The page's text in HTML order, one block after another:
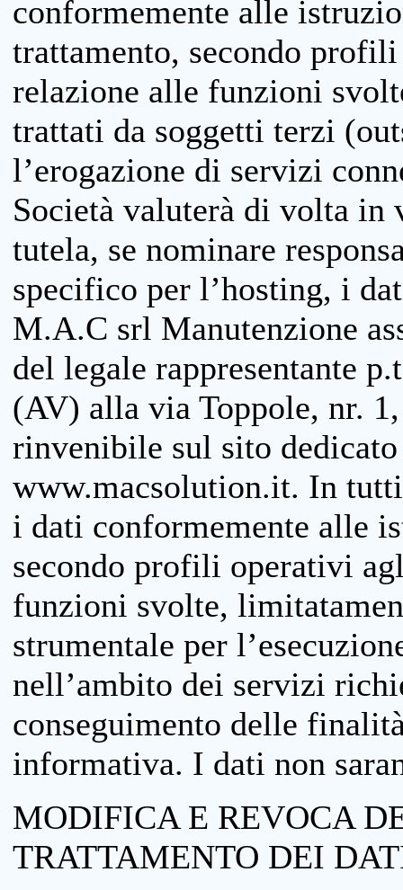
conformemente alle
trattamento, secondo
relazione alle funzioni
trattati da soggetti terzi
l’erogazione di servizi
Società valuterà di volta in
tutela, se nominare
specifico per l’hosting, i
M.A.C srl Manutenzione
del legale rappresentante
(AV) alla via Toppole, nr.
rinvenibile sul sito
www.macsolution.it. In
i dati conformemente alle
secondo profili operativi
funzioni svolte,
strumentale per
nell’ambito dei servizi
conseguimento delle
informativa. I dati non
MODIFICA E REVOCA
TRATTAMENTO DEI